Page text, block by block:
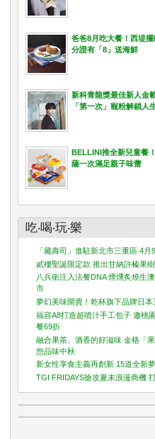
爸爸8月吃大餐！西堤
分證有「8」送海鮮
新科青龍獎最佳新人金
「第一次」寵粉解鎖人
BELLINI推全新兒童餐
薩一次滿足親子味蕾
吃‧喝‧玩‧樂
「藏壽司」進駐新北市三重區 4月
貳樓聖誕限定款 推出甘納許榛果
八兵衛注入法餐DNA 煙燻炙燒生
市
夢幻美味開賣！乾杯旗下品牌日
福容A8打造超噴汁手工包子 邀桃
餐69折
融合果茶、酒香的好滋味 金格「
您品味中秋
新女性享食主義再創新 15道全新
TGI FRIDAYS搶攻夏末浪漫商機